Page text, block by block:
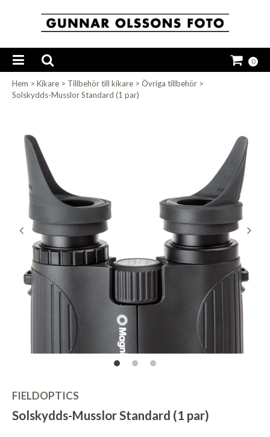
0
Hem > Kikare > Tillbehör till kikare > Övriga tillbehör >
Solskydds-Musslor Standard (1 par)
FIELDOPTICS
Solskydds-Musslor Standard (1 par)